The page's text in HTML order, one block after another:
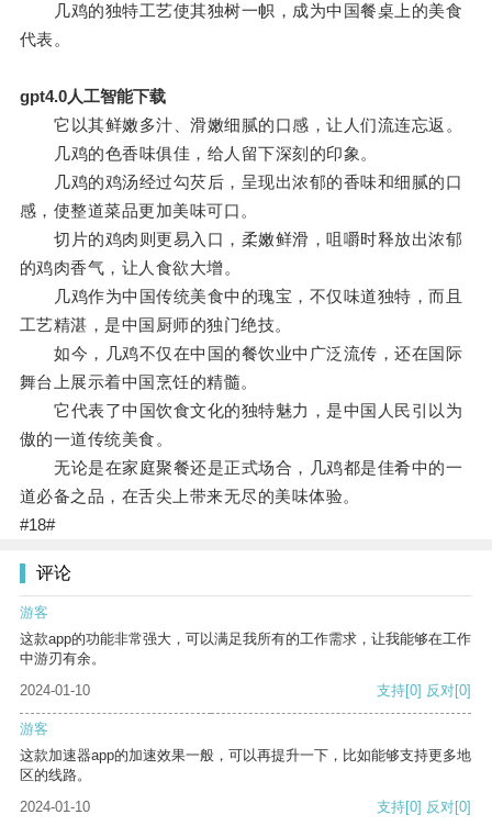
几鸡的独特工艺使其独树一帜，成为中国餐桌上的美食
代表。
gpt4.0人工智能下载
它以其鲜嫩多汁、滑嫩细腻的口感，让人们流连忘返。
几鸡的色香味俱佳，给人留下深刻的印象。
几鸡的鸡汤经过勾芡后，呈现出浓郁的香味和细腻的口
感，使整道菜品更加美味可口。
切片的鸡肉则更易入口，柔嫩鲜滑，咀嚼时释放出浓郁
的鸡肉香气，让人食欲大增。
几鸡作为中国传统美食中的瑰宝，不仅味道独特，而且
工艺精湛，是中国厨师的独门绝技。
如今，几鸡不仅在中国的餐饮业中广泛流传，还在国际
舞台上展示着中国烹饪的精髓。
它代表了中国饮食文化的独特魅力，是中国人民引以为
傲的一道传统美食。
无论是在家庭聚餐还是正式场合，几鸡都是佳肴中的一
道必备之品，在舌尖上带来无尽的美味体验。
#18#
评论
游客
这款app的功能非常强大，可以满足我所有的工作需求，让我能够在工作
中游刃有余。
2024-01-10
支持[0] 反对[0]
游客
这款加速器app的加速效果一般，可以再提升一下，比如能够支持更多地
区的线路。
2024-01-10
支持[0] 反对[0]